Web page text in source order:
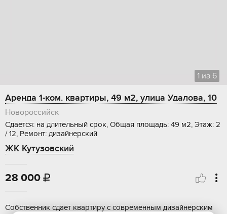
1 из 6
Аренда 1-ком. квартиры, 49 м2, улица Удалова, 10
Новороссийск
Сдается: на длительный срок, Общая площадь: 49 м2, Этаж: 2
/ 12, Ремонт: дизайнерский
ЖК Кутузовский
28 000 
Собственник сдает квартиру с современным дизайнерским